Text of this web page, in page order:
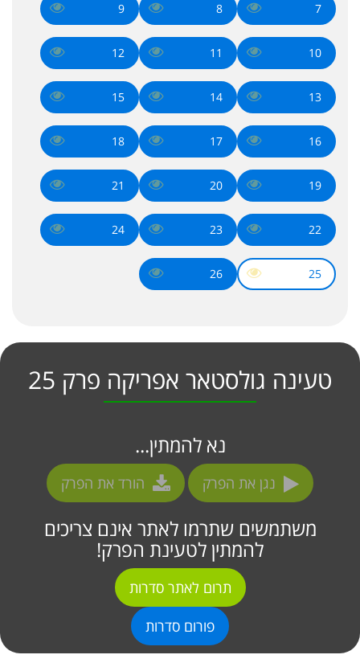
7
8
9
10
11
12
13
14
15
16
17
18
19
20
21
22
23
24
25
26
טעינה גולסטאר אפריקה פרק 25
נא להמתין...
נגן את הפרק הורד את הפרק
משתמשים שתרמו לאתר אינם צריכים
להמתין לטעינת הפרק!
תרום לאתר סדרות
פורום סדרות